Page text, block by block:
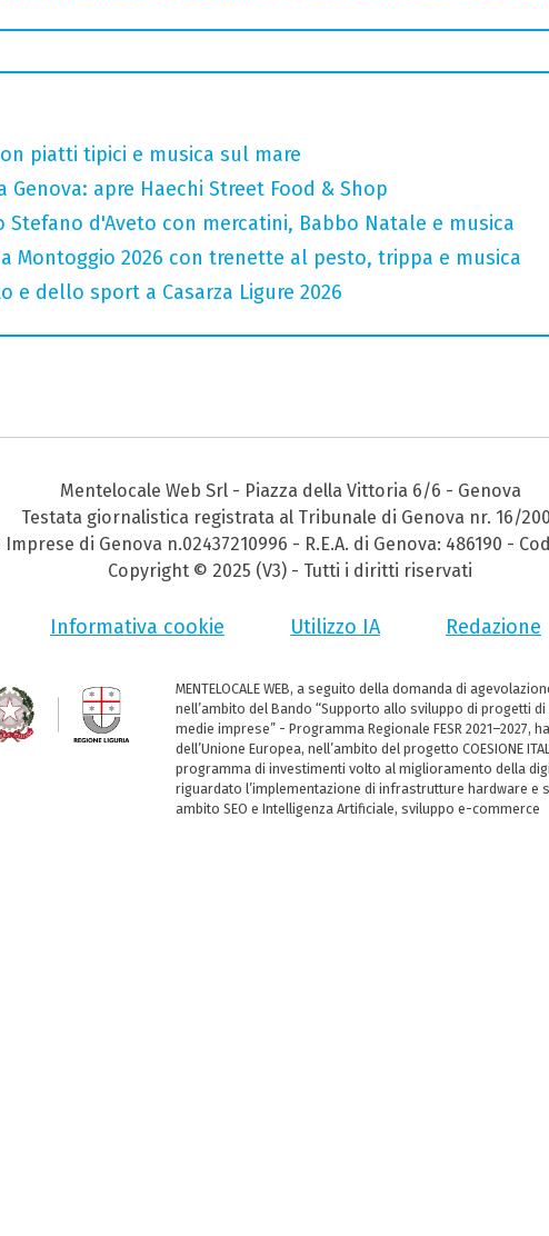
piatti tipici e musica sul mare
apre Haechi Street Food & Shop
Stefano d'Aveto con mercatini, Babbo Natale e musica
a Montoggio 2026 con trenette al pesto, trippa e musica
e dello sport a Casarza Ligure 2026
Mentelocale Web Srl - Piazza della Vittoria 6/6 - Genova
Testata giornalistica registrata al Tribunale di Genova nr. 16/
di Genova n.02437210996 - R.E.A. di Genova: 486190 -
Copyright © 2025 (V3) - Tutti i diritti riservati
Informativa cookie Utilizzo IA Redazione
MENTELOCALE WEB, a seguito della domanda di
nell’ambito del Bando “Supporto allo sviluppo di progetti
medie imprese” - Programma Regionale FESR 2021–2027,
dell’Unione Europea, nell’ambito del progetto COESIONE
programma di investimenti volto al miglioramento della
riguardato l’implementazione di infrastrutture hardware e
ambito SEO e Intelligenza Artificiale, sviluppo e-commerce